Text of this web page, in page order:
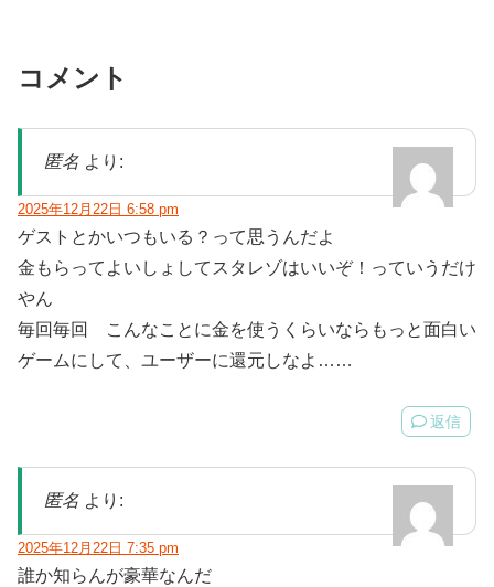
コメント
匿名 より:
2025年12月22日 6:58 pm
ゲストとかいつもいる？って思うんだよ
金もらってよいしょしてスタレゾはいいぞ！っていうだけ
やん
毎回毎回 こんなことに金を使うくらいならもっと面白い
ゲームにして、ユーザーに還元しなよ……
返信
匿名 より:
2025年12月22日 7:35 pm
誰か知らんが豪華なんだ